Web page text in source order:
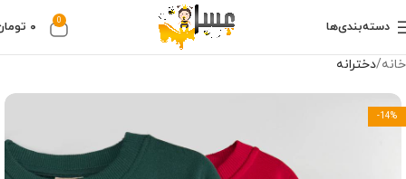
دسته‌بندی‌ها 0 ۰
خانه دخترانه
-14%